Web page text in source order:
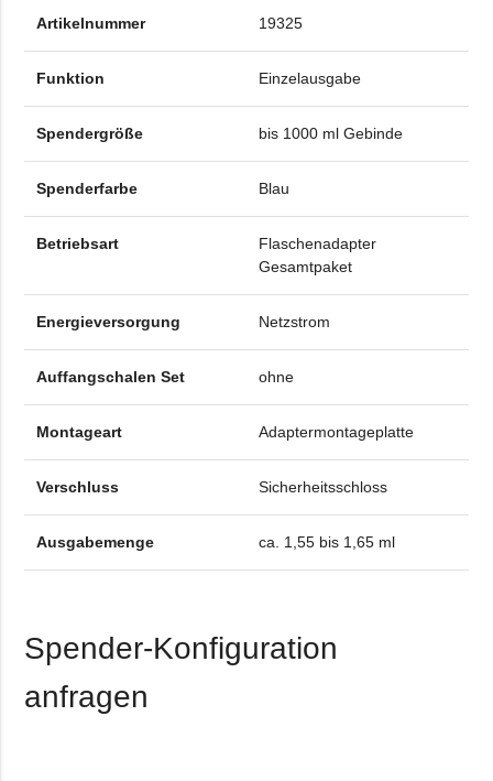
Artikelnummer 19325
Funktion Einzelausgabe
Spendergröße bis 1000 ml Gebinde
Spenderfarbe Blau
Betriebsart
Flaschenadapter
Gesamtpaket
Energieversorgung Netzstrom
Auffangschalen Set ohne
Montageart Adaptermontageplatte
Verschluss Sicherheitsschloss
Ausgabemenge ca. 1,55 bis 1,65 ml
Spender-Konfiguration
anfragen